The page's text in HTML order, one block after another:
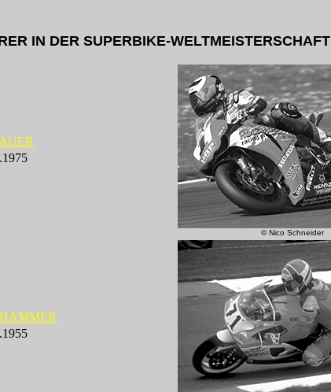
IN DER SUPERBIKE-WELTMEISTERSCHAFT
© Nico Schneider